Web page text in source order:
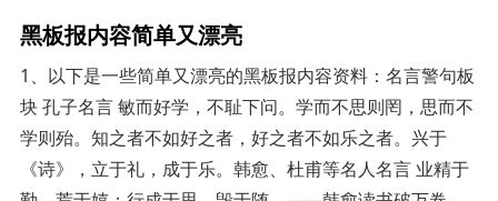
黑板报内容简单又漂亮
1、以下是一些简单又漂亮的黑板报内容资料：名言警句板
块 孔子名言 敏而好学，不耻下问。学而不思则罔，思而不
学则殆。知之者不如好之者，好之者不如乐之者。兴于
《诗》，立于礼，成于乐。韩愈、杜甫等名人名言 业精于